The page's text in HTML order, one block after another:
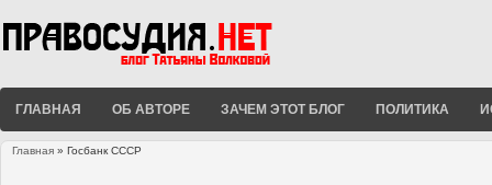
ГЛАВНАЯ ОБ АВТОРЕ ЗАЧЕМ ЭТОТ БЛОГ ПОЛИТИКА
Главная » Госбанк СССР